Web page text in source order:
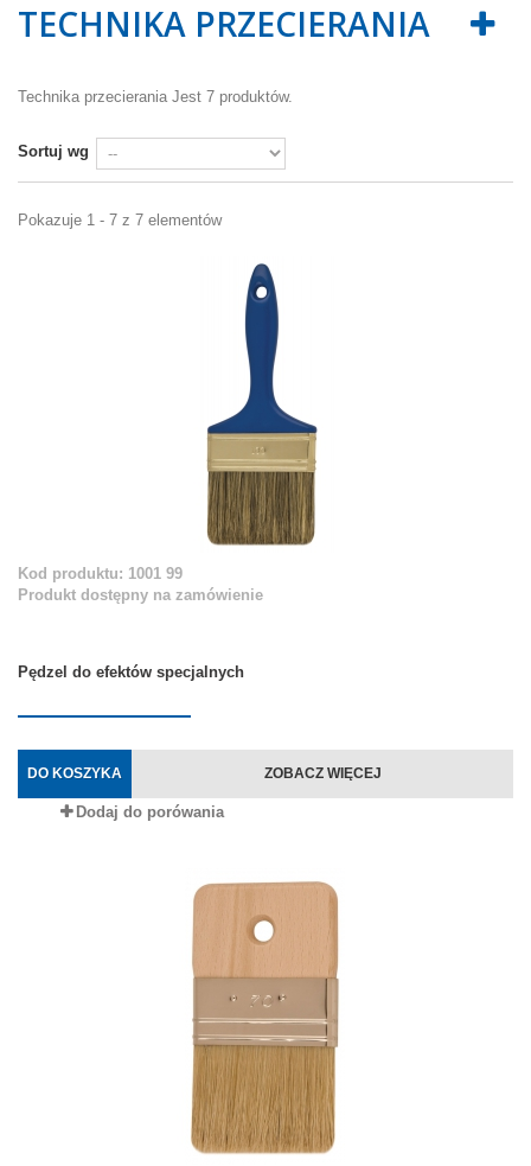
TECHNIKA PRZECIERANIA
Technika przecierania Jest 7 produktów.
Sortuj wg
Pokazuje 1 - 7 z 7 elementów
Kod produktu: 1001 99
Produkt dostępny na zamówienie
Pędzel do efektów specjalnych
DO KOSZYKA ZOBACZ WIĘCEJ
Dodaj do porówania